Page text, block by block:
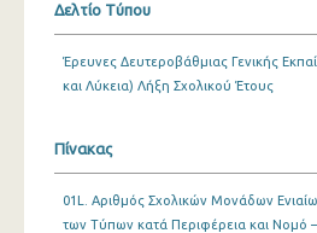
Δελτίο Τύπου
Έρευνες Δευτεροβάθμιας Γενικής
και Λύκεια) Λήξη Σχολικού Έτους
Πίνακας
01L. Αριθμός Σχολικών Μονάδων
των Τύπων κατά Περιφέρεια και Νομό